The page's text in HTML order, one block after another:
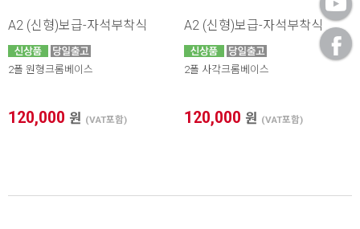
A2 (신형)보급-자석부착식
2폴 원형크롬베이스
120,000 원 (VAT포함)
A2 (신형)보급-자석부착식
2폴 사각크롬베이스
120,000 원 (VAT포함)